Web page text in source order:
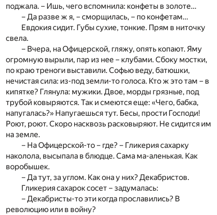
поджала. – Ишь, чего вспомнила: конфеты в золоте…
– Да разве ж я, – сморщилась, – по конфетам…
Евдокия сидит. Губы сухие, тонкие. Прям в ниточку
свела.
– Вчера, на Офицерской, гляжу, опять копают. Яму
огромную вырыли, пар из нее – клубами. Сбоку мостки,
по краю треноги выставили. Софью веду, батюшки,
нечистая сила: из-под земли-то голоса. Кто ж это там – в
кипятке? Глянула: мужики. Двое, морды грязные, под
трубой ковыряются. Так и смеются еще: «Чего, бабка,
напугалась?» Напугаешься тут. Бесы, прости Господи!
Роют, роют. Скоро насквозь расковыряют. Не сидится им
на земле.
– На Офицерской-то – где? – Гликерия сахарку
наколола, высыпала в блюдце. Сама ма-аленькая. Как
воробышек.
– Да тут, за углом. Как она у них? Декабристов.
Гликерия сахарок сосет – задумалась:
– Декабристы-то эти когда прославились? В
революцию или в войну?